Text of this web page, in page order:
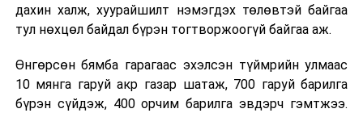
дахин халж, хуурайшилт нэмэгдэх төлөвтэй байгаа
тул нөхцөл байдал бүрэн тогтворжоогүй байгаа аж.
Өнгөрсөн бямба гарагаас эхэлсэн түймрийн улмаас
10 мянга гаруй акр газар шатаж, 700 гаруй барилга
бүрэн сүйдэж, 400 орчим барилга эвдэрч гэмтжээ.